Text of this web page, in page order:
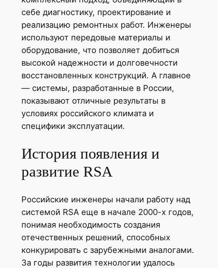
себе диагностику, проектирование и
реализацию ремонтных работ. Инженеры
используют передовые материалы и
оборудование, что позволяет добиться
высокой надежности и долговечности
восстановленных конструкций. А главное
— системы, разработанные в России,
показывают отличные результаты в
условиях российского климата и
специфики эксплуатации.
История появления и
развитие RSA
Российские инженеры начали работу над
системой RSA еще в начале 2000-х годов,
понимая необходимость создания
отечественных решений, способных
конкурировать с зарубежными аналогами.
За годы развития технологии удалось